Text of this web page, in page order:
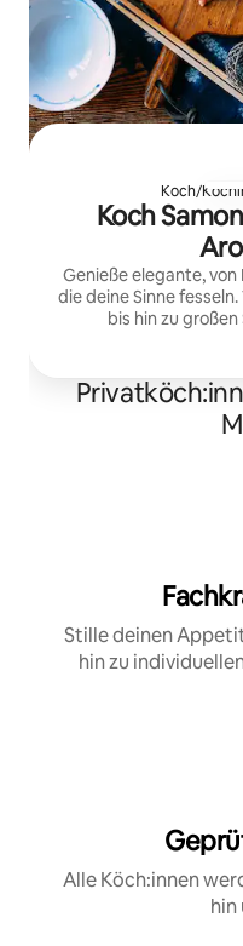
Koch/
Koch
Genieße elegante,
die deine Sinne
bis hin zu
Stille deinen
hin zu
Alle Köch:innen